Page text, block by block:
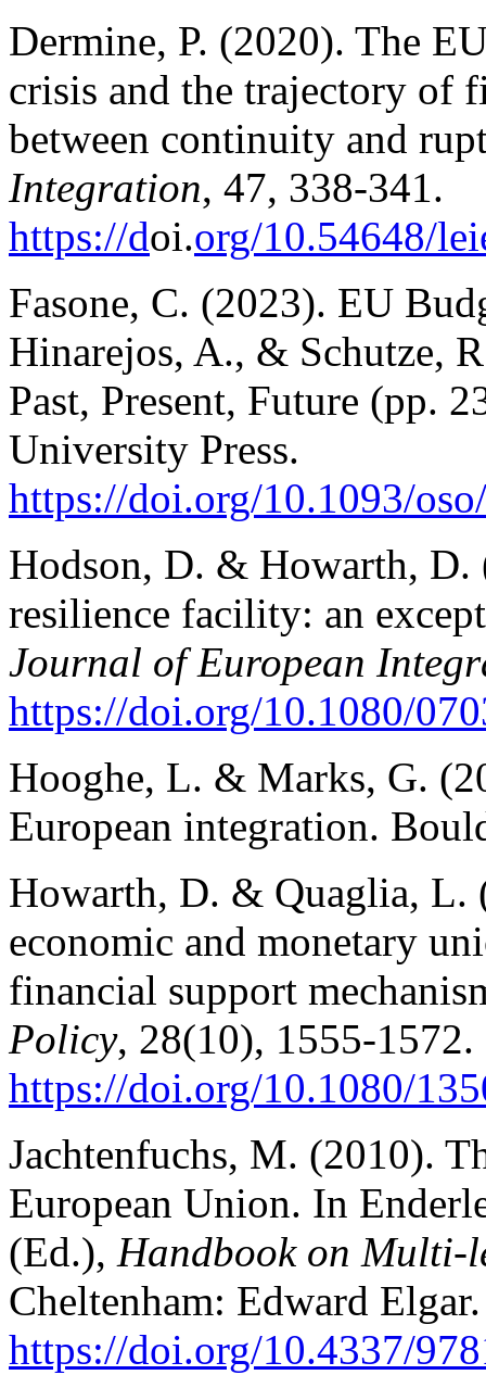
Dermine, P. (2020). The
crisis and the trajectory of
between continuity and
Integration, 47, 338-341.
https://doi.org/10.54648/
Fasone, С. (2023). EU
Hinarejos, A., & Schutze,
Past, Present, Future (pp.
University Press.
https://doi.org/10.1093/
Hodson, D. & Howarth, D.
resilience facility: an
Journal of European
https://doi.org/10.1080/
Hooghe, L. & Marks, G.
European integration.
Howarth, D. & Quaglia,
economic and monetary
financial support
Policy, 28(10), 1555-1572.
https://doi.org/10.1080/
Jachtenfuchs, M. (2010).
European Union. In
(Ed.), Handbook on Multi-
Cheltenham: Edward Elgar.
https://doi.org/10.4337/